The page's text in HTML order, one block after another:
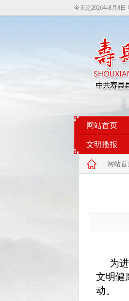
今天是2026年8月8日
网站首页
文明播报
网站首
为
文明健
动。